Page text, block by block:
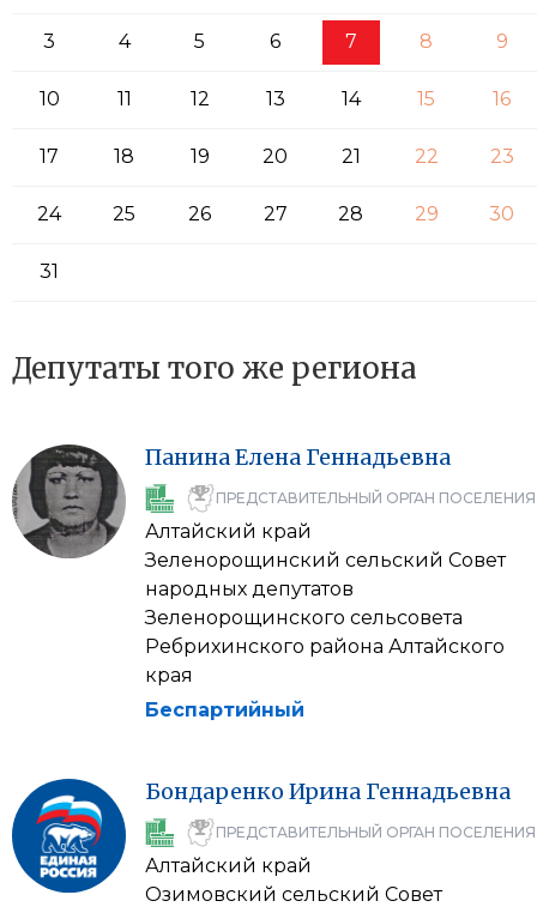
3 4 5 6 7 8 9
10 11 12 13 14 15 16
17 18 19 20 21 22 23
24 25 26 27 28 29 30
31
Депутаты того же региона
ПанинаЕлена Геннадьевна
ПРЕДСТАВИТЕЛЬНЫЙ ОРГАН ПОСЕЛЕНИЯ
Алтайский край
Зеленорощинский сельский Совет
народных депутатов
Зеленорощинского сельсовета
Ребрихинского района Алтайского
края
Беспартийный
Бондаренко Ирина Геннадьевна
ПРЕДСТАВИТЕЛЬНЫЙ ОРГАН ПОСЕЛЕНИЯ
Алтайский край
Озимовский сельский Совет